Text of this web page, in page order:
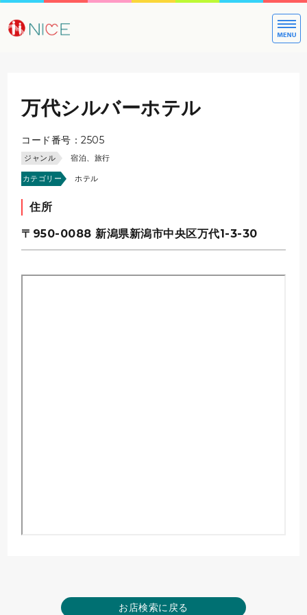
大切な方へ
万代シルバーホテル
コード番号：2505
ジャンル 宿泊、旅行
カテゴリー ホテル
住所
〒950-0088 新潟県新潟市中央区万代1-3-30
お店検索に戻る